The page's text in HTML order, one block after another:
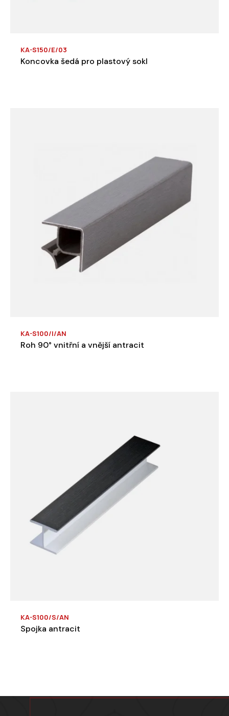
KA-S150/E/03
Koncovka šedá pro plastový sokl
KA-S100/I/AN
Roh 90° vnitřní a vnější antracit
KA-S100/S/AN
Spojka antracit
Zápatí